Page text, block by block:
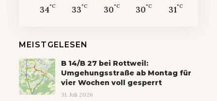
34°C 33°C 30°C 30°C 31°C
MEISTGELESEN
B 14/B 27 bei Rottweil:
Umgehungsstraße ab Montag für
vier Wochen voll gesperrt
31. Juli 2026